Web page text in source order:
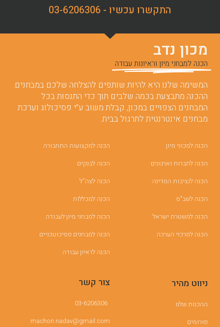
התקשרו עכשיו - 03-6206306
מכון נדב
הכנה למבחני מיון וראיונות עבודה
המשימה שלנו היא להיות שותפים להצלחה שלכם במבחנים.
ההכנה מתבצעת בכמה שלבים תוך כדי התנסות בכל
המבחנים הצפויים במכון, קבלת משוב ע”י פסיכולוג וערכת
מבחנים אינטרנטית לתרגול בבית.
הכנה למכוני מיון
הכנה לחברות וארגונים
הכנה לנציבות המדינה
הכנה לשב"ס
הכנה למשטרת ישראל
הכנה למרכזי הערכה
הכנה למקצועות התחבורה
הכנה לבנקים
הכנה לצה”ל
הכנה למכללות
הכנה למבחני מיון לעבודה
הכנה למבחנים פסיכוטכניים
הכנה לראיון עבודה
ניווט מהיר
ההכנות שלנו
פורומים
צור קשר
03-6206306
machon.nadav@gmail.com